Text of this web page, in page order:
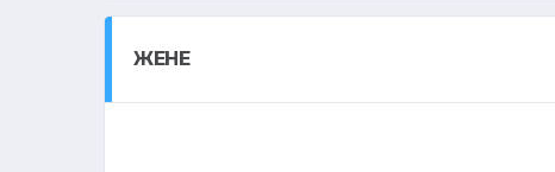
ЖЕНЕ